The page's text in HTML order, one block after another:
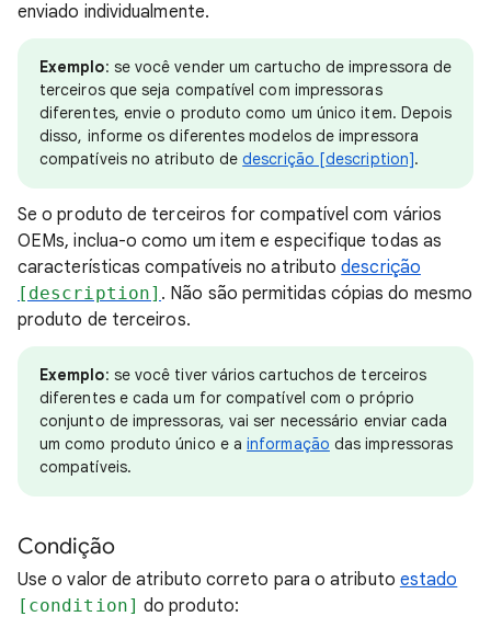
enviado individualmente.
Exemplo: se você vender um cartucho de impressora de
terceiros que seja compatível com impressoras
diferentes, envie o produto como um único item. Depois
disso, informe os diferentes modelos de impressora
compatíveis no atributo dedescrição [description].
Se o produto de terceiros for compatível com vários
OEMs, inclua-o como um item e especifique todas as
características compatíveis no atributodescrição
[description] . Não são permitidas cópias do mesmo
produto de terceiros.
Exemplo: se você tiver vários cartuchos de terceiros
diferentes e cada um for compatível com o próprio
conjunto de impressoras, vai ser necessário enviar cada
um como produto único e ainformação das impressoras
compatíveis.
Condição
Use o valor de atributo correto para o atributo estado
[condition] do produto: